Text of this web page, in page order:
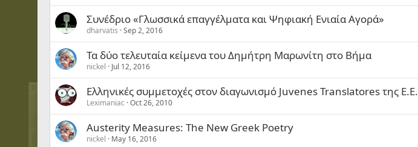
Συνέδριο «Γλωσσικά επαγγέλματα και Ψηφιακή Ενιαία Αγορά»
dharvatis Sep 2, 2016
Τα δύο τελευταία κείμενα του Δημήτρη Μαρωνίτη στο Βήμα
nickel Jul 12, 2016
Ελληνικές συμμετοχές στον διαγωνισμό Juvenes Translatores της Ε.Ε.
Leximaniac Oct 26, 2010
Austerity Measures: The New Greek Poetry
nickel May 16, 2016